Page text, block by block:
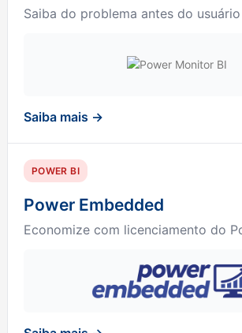
Saiba do problema antes do
Saiba mais →
POWER BI
Power Embedded
Economize com licenciamento do